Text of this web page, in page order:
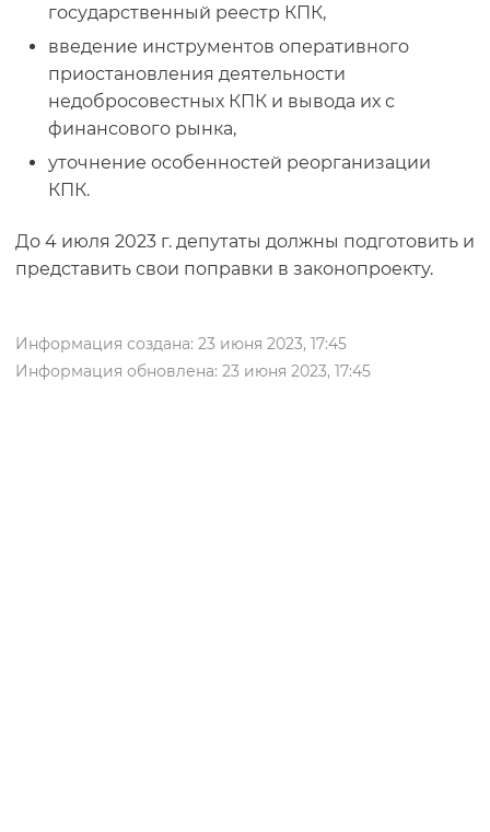
государственный реестр КПК,
введение инструментов оперативного
приостановления деятельности
недобросовестных КПК и вывода их с
финансового рынка,
уточнение особенностей реорганизации
КПК.
До 4 июля 2023 г. депутаты должны подготовить и
представить свои поправки в законопроекту.
Информация создана: 23 июня 2023, 17:45
Информация обновлена: 23 июня 2023, 17:45